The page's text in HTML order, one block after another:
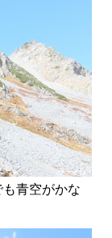
青空がかな